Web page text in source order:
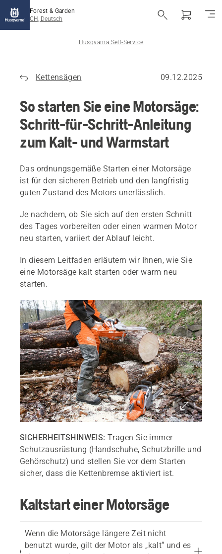
Forest & Garden
CH, Deutsch
Husqvarna Self-Service
Kettensägen 09.12.2025
So starten Sie eine Motorsäge:
Schritt-für-Schritt-Anleitung
zum Kalt- und Warmstart
Das ordnungsgemäße Starten einer Motorsäge
ist für den sicheren Betrieb und den langfristig
guten Zustand des Motors unerlässlich.
Je nachdem, ob Sie sich auf den ersten Schnitt
des Tages vorbereiten oder einen warmen Motor
neu starten, variiert der Ablauf leicht.
In diesem Leitfaden erläutern wir Ihnen, wie Sie
eine Motorsäge kalt starten oder warm neu
starten.
SICHERHEITSHINWEIS: Tragen Sie immer
Schutzausrüstung (Handschuhe, Schutzbrille und
Gehörschutz) und stellen Sie vor dem Starten
sicher, dass die Kettenbremse aktiviert ist.
Kaltstart einer Motorsäge
Wenn die Motorsäge längere Zeit nicht
benutzt wurde, gilt der Motor als „kalt“ und es